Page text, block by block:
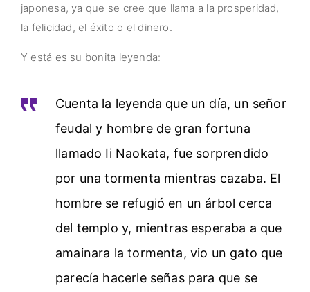
japonesa, ya que se cree que llama a la prosperidad,
la felicidad, el éxito o el dinero.
Y está es su bonita leyenda:
Cuenta la leyenda que un día, un señor
feudal y hombre de gran fortuna
llamado Ii Naokata, fue sorprendido
por una tormenta mientras cazaba. El
hombre se refugió en un árbol cerca
del templo y, mientras esperaba a que
amainara la tormenta, vio un gato que
parecía hacerle señas para que se